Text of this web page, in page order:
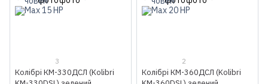
3
Колібрі КМ-330ДСЛ (Kolibri
2
Колібрі КМ-360ДСЛ (Kolibri